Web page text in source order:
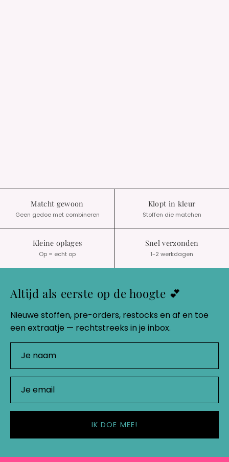
Matcht gewoon
Geen gedoe met combineren
Klopt in kleur
Stoffen die matchen
Kleine oplages
Op = echt op
Snel verzonden
1-2 werkdagen
Altijd als eerste op de hoogte 💕
Nieuwe stoffen, pre-orders, restocks en af en toe
een extraatje — rechtstreeks in je inbox.
IK DOE MEE!